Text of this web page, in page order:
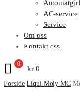
AC-service
Service
Om oss
Kontakt oss
kr 0
0
Forside Liqui Moly MC